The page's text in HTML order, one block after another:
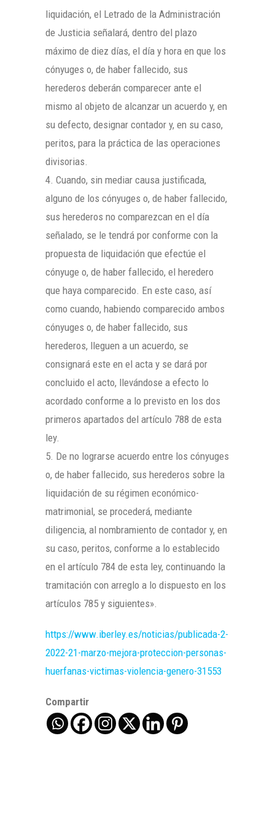
liquidación, el Letrado de la Administración
de Justicia señalará, dentro del plazo
máximo de diez días, el día y hora en que los
cónyuges o, de haber fallecido, sus
herederos deberán comparecer ante el
mismo al objeto de alcanzar un acuerdo y, en
su defecto, designar contador y, en su caso,
peritos, para la práctica de las operaciones
divisorias.
4. Cuando, sin mediar causa justificada,
alguno de los cónyuges o, de haber fallecido,
sus herederos no comparezcan en el día
señalado, se le tendrá por conforme con la
propuesta de liquidación que efectúe el
cónyuge o, de haber fallecido, el heredero
que haya comparecido. En este caso, así
como cuando, habiendo comparecido ambos
cónyuges o, de haber fallecido, sus
herederos, lleguen a un acuerdo, se
consignará este en el acta y se dará por
concluido el acto, llevándose a efecto lo
acordado conforme a lo previsto en los dos
primeros apartados del artículo 788 de esta
ley.
5. De no lograrse acuerdo entre los cónyuges
o, de haber fallecido, sus herederos sobre la
liquidación de su régimen económico-
matrimonial, se procederá, mediante
diligencia, al nombramiento de contador y, en
su caso, peritos, conforme a lo establecido
en el artículo 784 de esta ley, continuando la
tramitación con arreglo a lo dispuesto en los
artículos 785 y siguientes».
https://www.iberley.es/noticias/publicada-2-
2022-21-marzo-mejora-proteccion-personas-
huerfanas-victimas-violencia-genero-31553
Compartir